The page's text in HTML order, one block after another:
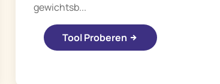
gewichtsb...
Tool Proberen